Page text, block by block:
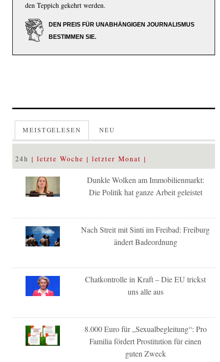
den Teppich gekehrt werden.
DEN PREIS FÜR UNABHÄNGIGEN JOURNALISMUS
BESTIMMEN SIE.
MEISTGELESEN NEU
24h letzte Woche letzter Monat
Dunkle Wolken am Immobilienmarkt:
Die Politik hat ganze Arbeit geleistet
Nach Streit mit Sinti im Freibad: Freiburg
ändert Badeordnung
Chatkontrolle in Kraft – Die EU trickst
uns alle aus
8.000 Euro für „Sexualbegleitung“: Pro
Familia fördert Prostitution für einen
guten Zweck